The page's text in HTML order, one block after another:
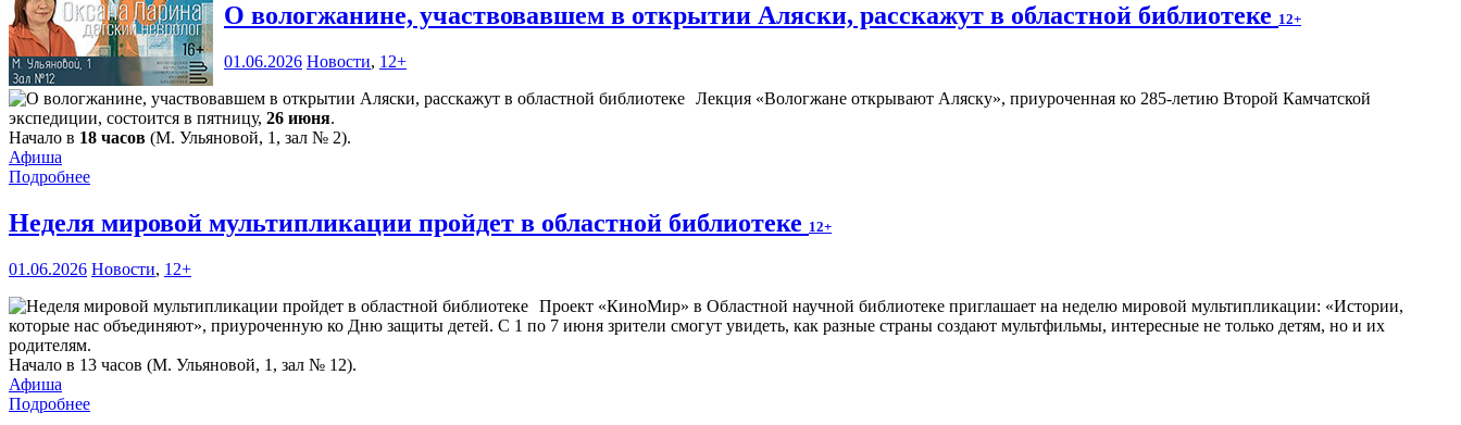
О вологжанине, участвовавшем в открытии Аляски, расскажут в областной библиотеке 12+
01.06.2026 Новости, 12+
Лекция «Вологжане открывают Аляску», приуроченная ко 285-летию Второй Камчатской
экспедиции, состоится в пятницу, 26 июня.
Начало в 18 часов (М. Ульяновой, 1, зал № 2).
Афиша
Подробнее
Неделя мировой мультипликации пройдет в областной библиотеке 12+
01.06.2026 Новости, 12+
Проект «КиноМир» в Областной научной библиотеке приглашает на неделю мировой мультипликации: «Истории,
которые нас объединяют», приуроченную ко Дню защиты детей. С 1 по 7 июня зрители смогут увидеть, как разные страны создают мультфильмы, интересные не только детям, но и их
родителям.
Начало в 13 часов (М. Ульяновой, 1, зал № 12).
Афиша
Подробнее